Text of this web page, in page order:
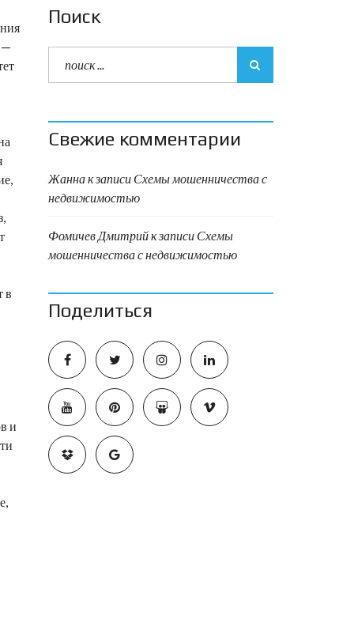
—
в
и
Поиск
Свежие комментарии
Жаннак записи Схемы мошенничества с
недвижимостью
Фомичев Дмитрийк записи Схемы
мошенничества с недвижимостью
Поделиться